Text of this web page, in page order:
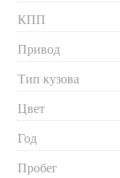
КПП
Привод
Тип кузова
Цвет
Год
Пробег